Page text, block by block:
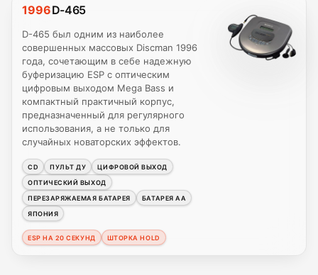
1996D-465
D-465 был одним из наиболее
совершенных массовых Discman 1996
года, сочетающим в себе надежную
буферизацию ESP с оптическим
цифровым выходом Mega Bass и
компактный практичный корпус,
предназначенный для регулярного
использования, а не только для
случайных новаторских эффектов.
CD ПУЛЬТ ДУ
ЦИФРОВОЙ ВЫХОД
ОПТИЧЕСКИЙ ВЫХОД
ПЕРЕЗАРЯЖАЕМАЯ БАТАРЕЯ
БАТАРЕЯ AA
ЯПОНИЯ
ESP НА 20 СЕКУНД ШТОРКА HOLD